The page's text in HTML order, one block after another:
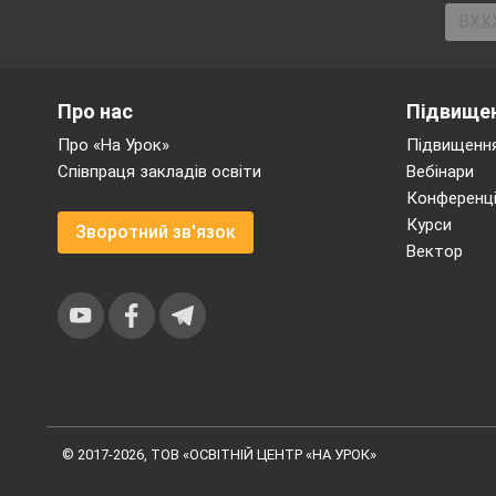
4. Які органи чуття
5. Які типи зубів
Від чого залежить
7. Які сезонні
Підвищення
Вебінари
Курси
Вектор
Про нас
Про «На Урок»
Співпраця закладів освіти
Зворотний зв'язок
© 2017-2026, ТОВ «ОСВІТНІЙ ЦЕНТР «НА УРОК»